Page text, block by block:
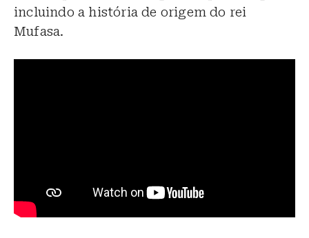
incluindo a história de origem do rei
Mufasa.